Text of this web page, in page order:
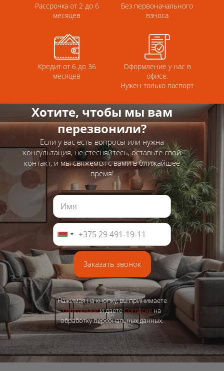
Рассрочка от 2 до 6
месяцев
Без первоначального
взноса
Кредит от 6 до 36
месяцев
Оформление у нас в
офисе.
Нужен только паспорт
Хотите, чтобы мы вам
перезвонили?
Если у вас есть вопросы или нужна
консультация, не стесняйтесь, оставьте свой
контакт, и мы свяжемся с вами в ближайшее
время!
Заказать звонок
Нажимая на кнопку, вы принимаете
Положениеи даетеСогласиена
обработку персональных данных.